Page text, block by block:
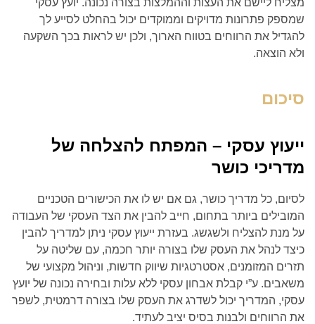
מצליח ליישם את העצות וההמלצות בצורה נכונה. יועץ עסקי
שמספק פתרונות מדויקים וממוקדים יכול בהחלט לסייע לך
להגדיל את הרווחים בטווח הארוך, ולכן יש לראות בכך השקעה
ולא הוצאה.
סיכום
ייעוץ עסקי – המפתח להצלחה של
מדריכי כושר
לסיום, כל מדריך כושר, גם אם יש לו את הכישורים הטכניים
המובילים ביותר בתחום, חייב להבין את הצד העסקי של העבודה
על מנת להצליח ולשגשג. בעזרת ייעוץ עסקי ניתן למדריך להבין
כיצד לנהל את העסק שלו בצורה יותר חכמה, עם שליטה על
תזרים המזומנים, אסטרטגיות שיווק חדשות, וניהול מקצועי של
משאבים. ע”י קבלת אבחון עסקי ללא עלות ובחירה נכונה של יועץ
עסקי, המדריך יכול לשדרג את העסק שלו בצורה דרמטית, לשפר
את הרווחים ולבנות בסיס יציב לעתיד.